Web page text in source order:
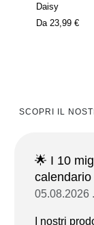
Daisy
Da 23,99 €
SCOPRI IL
🌟 I 10
05.08.2026
I nostri